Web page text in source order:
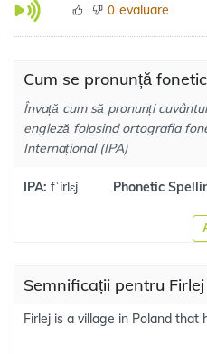
0 evaluare
Cum se pronunță
Învață cum să pronunți
engleză folosind ortografia
Internațional (IPA)
IPA: fˈirlɛj Phonetic
Semnificații pentru Firlej
Firlej is a village in Poland that